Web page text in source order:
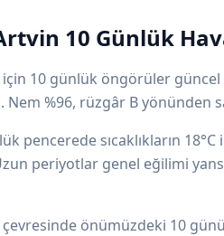
10 Günlük
10 günlük öngörüler güncel
Nem %96, rüzgâr B yönünden
pencerede sıcaklıkların 18°C
periyotlar genel eğilimi
önümüzdeki 10